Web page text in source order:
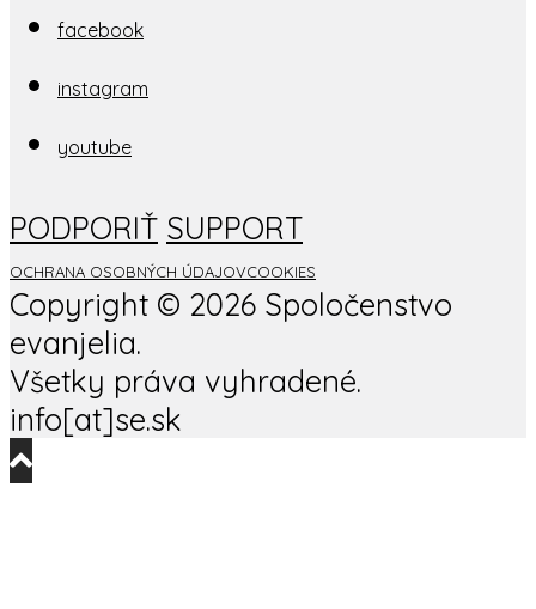
facebook
instagram
youtube
PODPORIŤ SUPPORT
OCHRANA OSOBNÝCH ÚDAJOVCOOKIES
Copyright © 2026 Spoločenstvo
evanjelia.
Všetky práva vyhradené.
info[at]se.sk